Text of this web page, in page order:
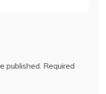
published. Required